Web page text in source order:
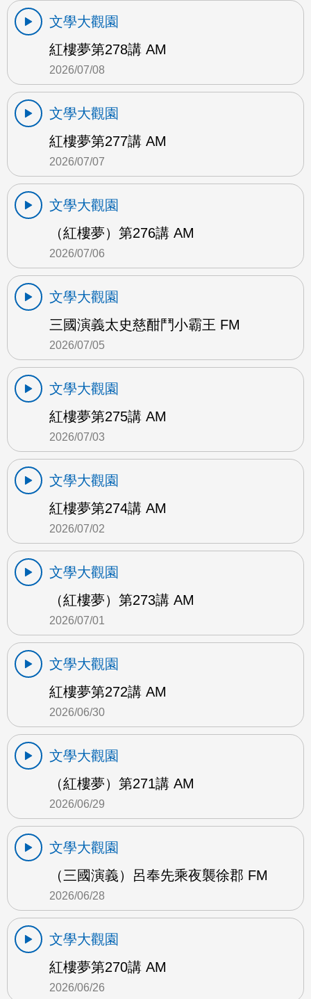
文學大觀園
紅樓夢第278講 AM
2026/07/08
文學大觀園
紅樓夢第277講 AM
2026/07/07
文學大觀園
（紅樓夢）第276講 AM
2026/07/06
文學大觀園
三國演義太史慈酣鬥小霸王 FM
2026/07/05
文學大觀園
紅樓夢第275講 AM
2026/07/03
文學大觀園
紅樓夢第274講 AM
2026/07/02
文學大觀園
（紅樓夢）第273講 AM
2026/07/01
文學大觀園
紅樓夢第272講 AM
2026/06/30
文學大觀園
（紅樓夢）第271講 AM
2026/06/29
文學大觀園
（三國演義）呂奉先乘夜襲徐郡 FM
2026/06/28
文學大觀園
紅樓夢第270講 AM
2026/06/26